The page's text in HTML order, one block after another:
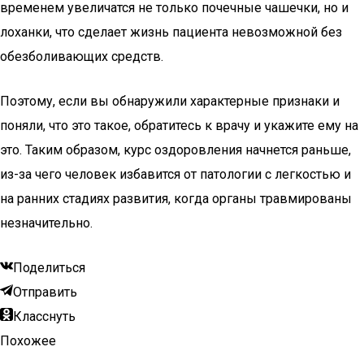
временем увеличатся не только почечные чашечки, но и
лоханки, что сделает жизнь пациента невозможной без
обезболивающих средств.
Поэтому, если вы обнаружили характерные признаки и
поняли, что это такое, обратитесь к врачу и укажите ему на
это. Таким образом, курс оздоровления начнется раньше,
из-за чего человек избавится от патологии с легкостью и
на ранних стадиях развития, когда органы травмированы
незначительно.
Поделиться
Отправить
Класснуть
Похожее